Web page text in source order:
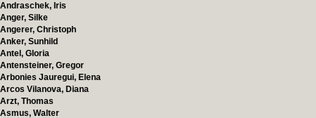
Andraschek, Iris
Anger, Silke
Angerer, Christoph
Anker, Sunhild
Antel, Gloria
Antensteiner, Gregor
Arbonies Jauregui, Elena
Arcos Vilanova, Diana
Arzt, Thomas
Asmus, Walter